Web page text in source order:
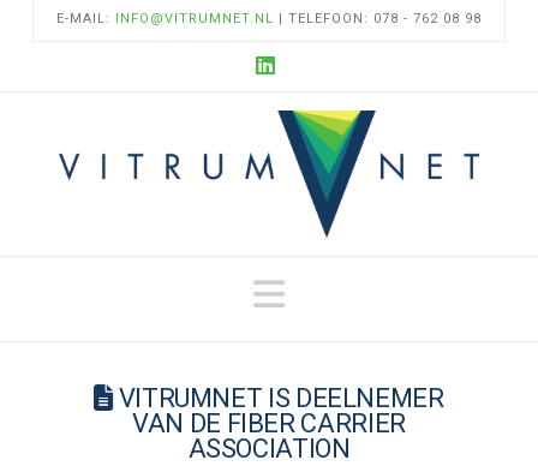
E-MAIL: INFO@VITRUMNET.NL | TELEFOON: 078 - 762 08 98
Navigation
VITRUMNET IS DEELNEMER
VAN DE FIBER CARRIER
ASSOCIATION